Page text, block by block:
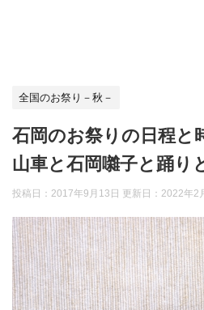
全国のお祭り－秋－
石岡のお祭りの日程と
山車と石岡囃子と踊り
投稿日：2017年9月13日 更新日： 2022年2